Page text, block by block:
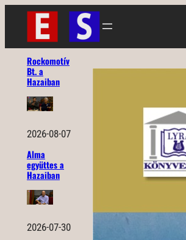
Ugrás
tartalomhoz
Rockomotív
Bt. a
Hazaiban
2026-08-07
Alma
együttes a
Hazaiban
2026-07-30